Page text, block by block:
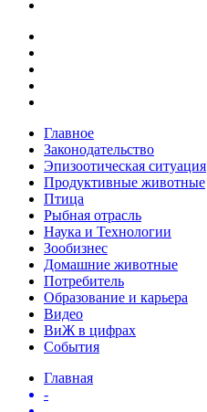
Главное
Законодательство
Эпизоотическая ситуация
Продуктивные животные
Птица
Рыбная отрасль
Наука и Технологии
Зообизнес
Домашние животные
Потребитель
Образование и карьера
Видео
ВиЖ в цифрах
События
Главная
-